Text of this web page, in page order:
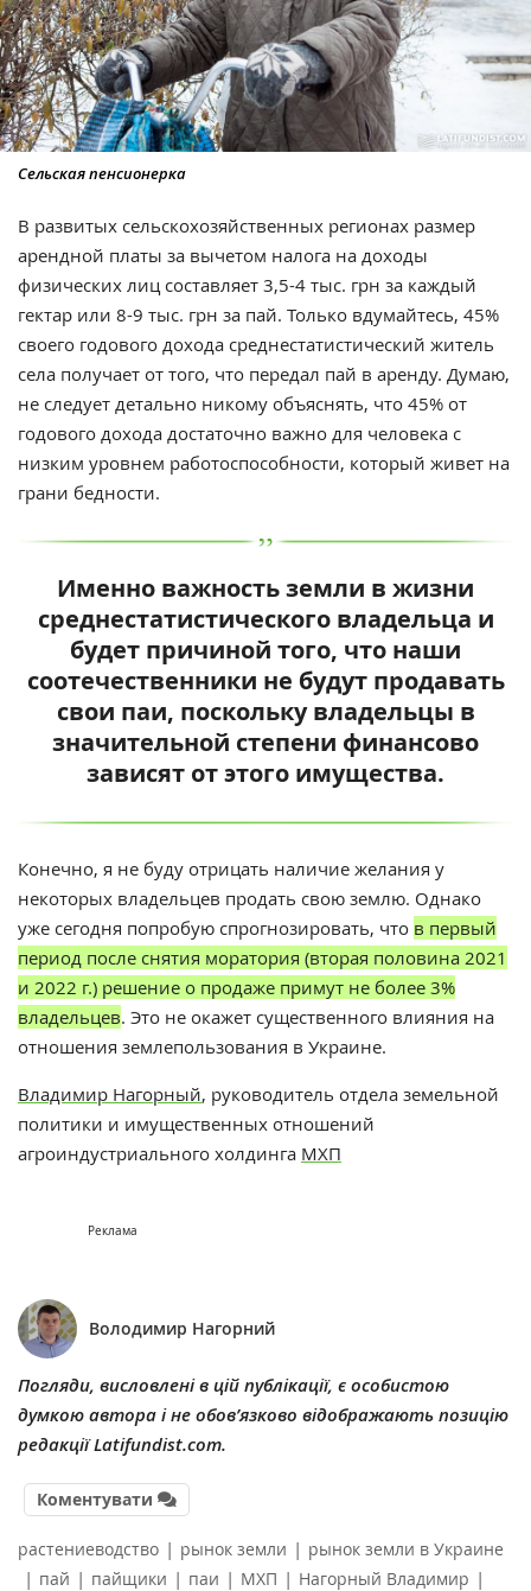
Сельская пенсионерка
В развитых сельскохозяйственных регионах размер
арендной платы за вычетом налога на доходы
физических лиц составляет 3,5-4 тыс. грн за каждый
гектар или 8-9 тыс. грн за пай. Только вдумайтесь, 45%
своего годового дохода среднестатистический житель
села получает от того, что передал пай в аренду. Думаю,
не следует детально никому объяснять, что 45% от
годового дохода достаточно важно для человека с
низким уровнем работоспособности, который живет на
грани бедности.
Именно важность земли в жизни
среднестатистического владельца и
будет причиной того, что наши
соотечественники не будут продавать
свои паи, поскольку владельцы в
значительной степени финансово
зависят от этого имущества.
Конечно, я не буду отрицать наличие желания у
некоторых владельцев продать свою землю. Однако
уже сегодня попробую спрогнозировать, что в первый
период после снятия моратория (вторая половина 2021
и 2022 г.) решение о продаже примут не более 3%
владельцев. Это не окажет существенного влияния на
отношения землепользования в Украине.
Владимир Нагорный, руководитель отдела земельной
политики и имущественных отношений
агроиндустриального холдинга МХП
Реклама
Володимир Нагорний
Погляди, висловлені в цій публікації, є особистою
думкою автора і не обов’язково відображають позицію
редакції Latifundist.com.
Коментувати
растениеводство | рынок земли | рынок земли в Украине
| пай | пайщики | паи | МХП | Нагорный Владимир |